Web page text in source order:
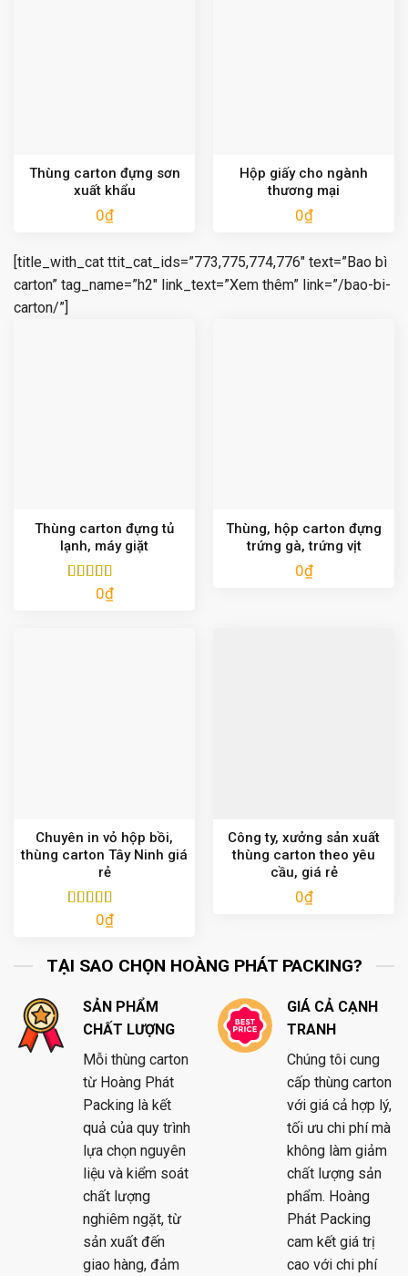
Thùng carton đựng sơn
xuất khẩu
0₫
Hộp giấy cho ngành
thương mại
0₫
[title_with_cat ttit_cat_ids=”773,775,774,776″ text=”Bao bì
carton” tag_name=”h2″ link_text=”Xem thêm” link=”/bao-bi-
carton/”]
Thùng carton đựng tủ
lạnh, máy giặt
Được xếp
0₫
Thùng, hộp carton đựng
trứng gà, trứng vịt
0₫
Chuyên in vỏ hộp bồi,
thùng carton Tây Ninh giá
rẻ
Được xếp
0₫
Công ty, xưởng sản xuất
thùng carton theo yêu
cầu, giá rẻ
0₫
TẠI SAO CHỌN HOÀNG PHÁT PACKING?
SẢN PHẨM
CHẤT LƯỢNG
Mỗi thùng carton
từ Hoàng Phát
Packing là kết
quả của quy trình
lựa chọn nguyên
liệu và kiểm soát
chất lượng
nghiêm ngặt, từ
sản xuất đến
giao hàng, đảm
GIÁ CẢ CẠNH
TRANH
Chúng tôi cung
cấp thùng carton
với giá cả hợp lý,
tối ưu chi phí mà
không làm giảm
chất lượng sản
phẩm. Hoàng
Phát Packing
cam kết giá trị
cao với chi phí